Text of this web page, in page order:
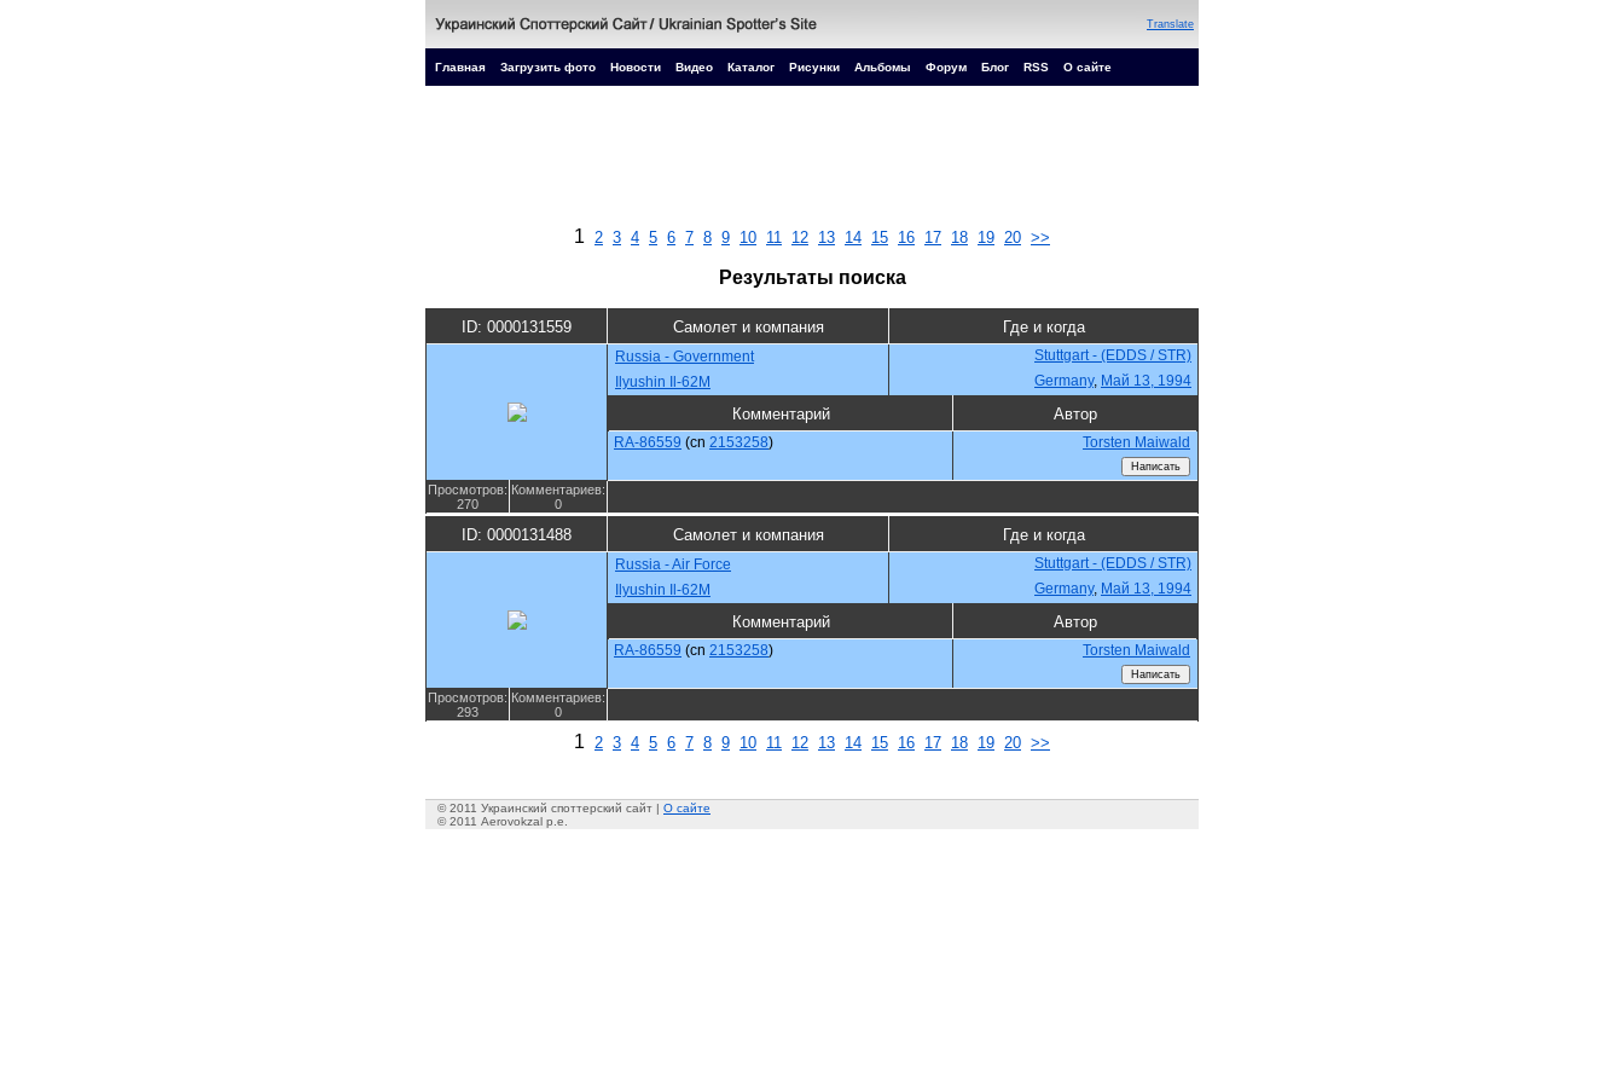
Translate
Главная Загрузить фото Новости Видео Каталог Рисунки Альбомы Форум Блог RSS О сайте
1 2 3 4 5 6 7 8 9 10 11 12 13 14 15 16 17 18 19 20 >>
Результаты поиска
ID: 0000131559 Самолет и компания Где и когда
Russia - Government
Stuttgart - (EDDS / STR)
Ilyushin Il-62M
Germany, Май 13, 1994
Комментарий Автор
RA-86559 (cn 2153258) Torsten Maiwald
Просмотров:
270
Комментариев:
0
ID: 0000131488 Самолет и компания Где и когда
Russia - Air Force
Stuttgart - (EDDS / STR)
Ilyushin Il-62M
Germany, Май 13, 1994
Комментарий Автор
RA-86559 (cn 2153258) Torsten Maiwald
Просмотров:
293
Комментариев:
0
1 2 3 4 5 6 7 8 9 10 11 12 13 14 15 16 17 18 19 20 >>
© 2011 Украинский споттерский сайт | О сайте
© 2011 Aerovokzal p.e.